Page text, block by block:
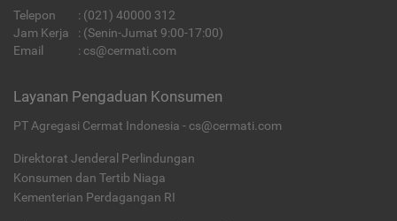
Telepon : (021) 40000 312
Jam Kerja
: (Senin-Jumat 9:00-17:00)
Email
: cs@cermati.com
Layanan Pengaduan Konsumen
PT Agregasi Cermat Indonesia - cs@cermati.com
Direktorat Jenderal Perlindungan
Konsumen dan Tertib Niaga
Kementerian Perdagangan RI